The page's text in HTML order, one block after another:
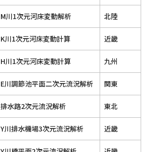
M川1次元河床変動解析 北陸
K川1次元河床変動計算 近畿
H川1次元河床変動計算 九州
E川調節池平面二次元流況解析 関東
排水路2次元流況解析 東北
Y川排水機場3次元流況解析 近畿